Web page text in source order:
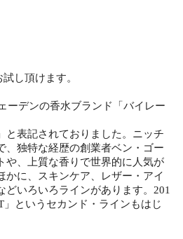
し頂けます。
ーデンの香水ブランド「バイレー
と表記されておりました。ニッチ
、独特な経歴の創業者ベン・ゴー
や、上質な香りで世界的に人気が
かに、スキンケア、レザー・アイ
どいろいろラインがあります。201
」というセカンド・ラインもはじ